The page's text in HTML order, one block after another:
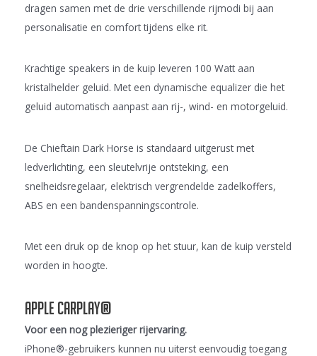
dragen samen met de drie verschillende rijmodi bij aan
personalisatie en comfort tijdens elke rit.
Krachtige speakers in de kuip leveren 100 Watt aan
kristalhelder geluid. Met een dynamische equalizer die het
geluid automatisch aanpast aan rij-, wind- en motorgeluid.
De Chieftain Dark Horse is standaard uitgerust met
ledverlichting, een sleutelvrije ontsteking, een
snelheidsregelaar, elektrisch vergrendelde zadelkoffers,
ABS en een bandenspanningscontrole.
Met een druk op de knop op het stuur, kan de kuip versteld
worden in hoogte.
APPLE CARPLAY®
Voor een nog plezieriger rijervaring.
iPhone®-gebruikers kunnen nu uiterst eenvoudig toegang